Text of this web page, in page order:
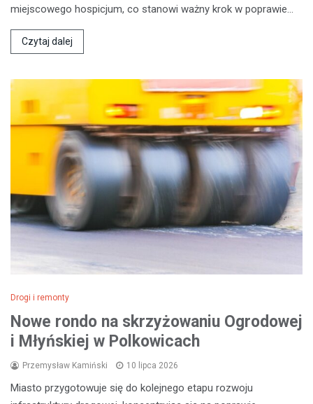
miejscowego hospicjum, co stanowi ważny krok w poprawie…
Czytaj dalej
Drogi i remonty
Nowe rondo na skrzyżowaniu Ogrodowej
i Młyńskiej w Polkowicach
Przemysław Kamiński 10 lipca 2026
Miasto przygotowuje się do kolejnego etapu rozwoju